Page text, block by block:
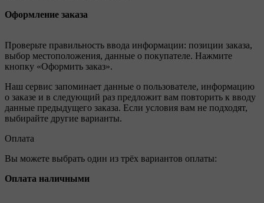
Оформление заказа
Проверьте правильность ввода информации: позиции заказа,
выбор местоположения, данные о покупателе. Нажмите
кнопку «Оформить заказ».
Наш сервис запоминает данные о пользователе, информацию
о заказе и в следующий раз предложит вам повторить к вводу
данные предыдущего заказа. Если условия вам не подходят,
выбирайте другие варианты.
Оплата
Вы можете выбрать один из трёх вариантов оплаты:
Оплата наличными